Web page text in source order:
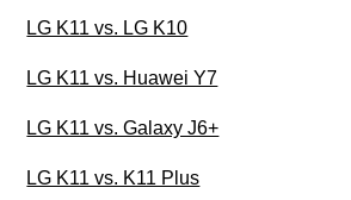
LG K11 vs. LG K10
LG K11 vs. Huawei Y7
LG K11 vs. Galaxy J6+
LG K11 vs. K11 Plus